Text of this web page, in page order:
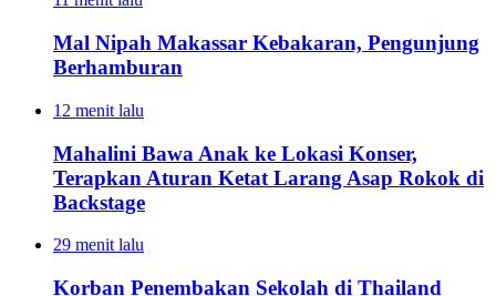
Mal Nipah Makassar Kebakaran, Pengunjung
Berhamburan
12 menit lalu
Mahalini Bawa Anak ke Lokasi Konser,
Terapkan Aturan Ketat Larang Asap Rokok di
Backstage
29 menit lalu
Korban Penembakan Sekolah di Thailand